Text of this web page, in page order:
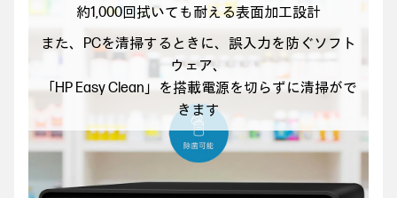
約1,000回拭いても耐える表面加工設計
また、PCを清掃するときに、誤入力を防ぐソフト
ウェア、
「HP Easy Clean」を搭載電源を切らずに清掃がで
きます